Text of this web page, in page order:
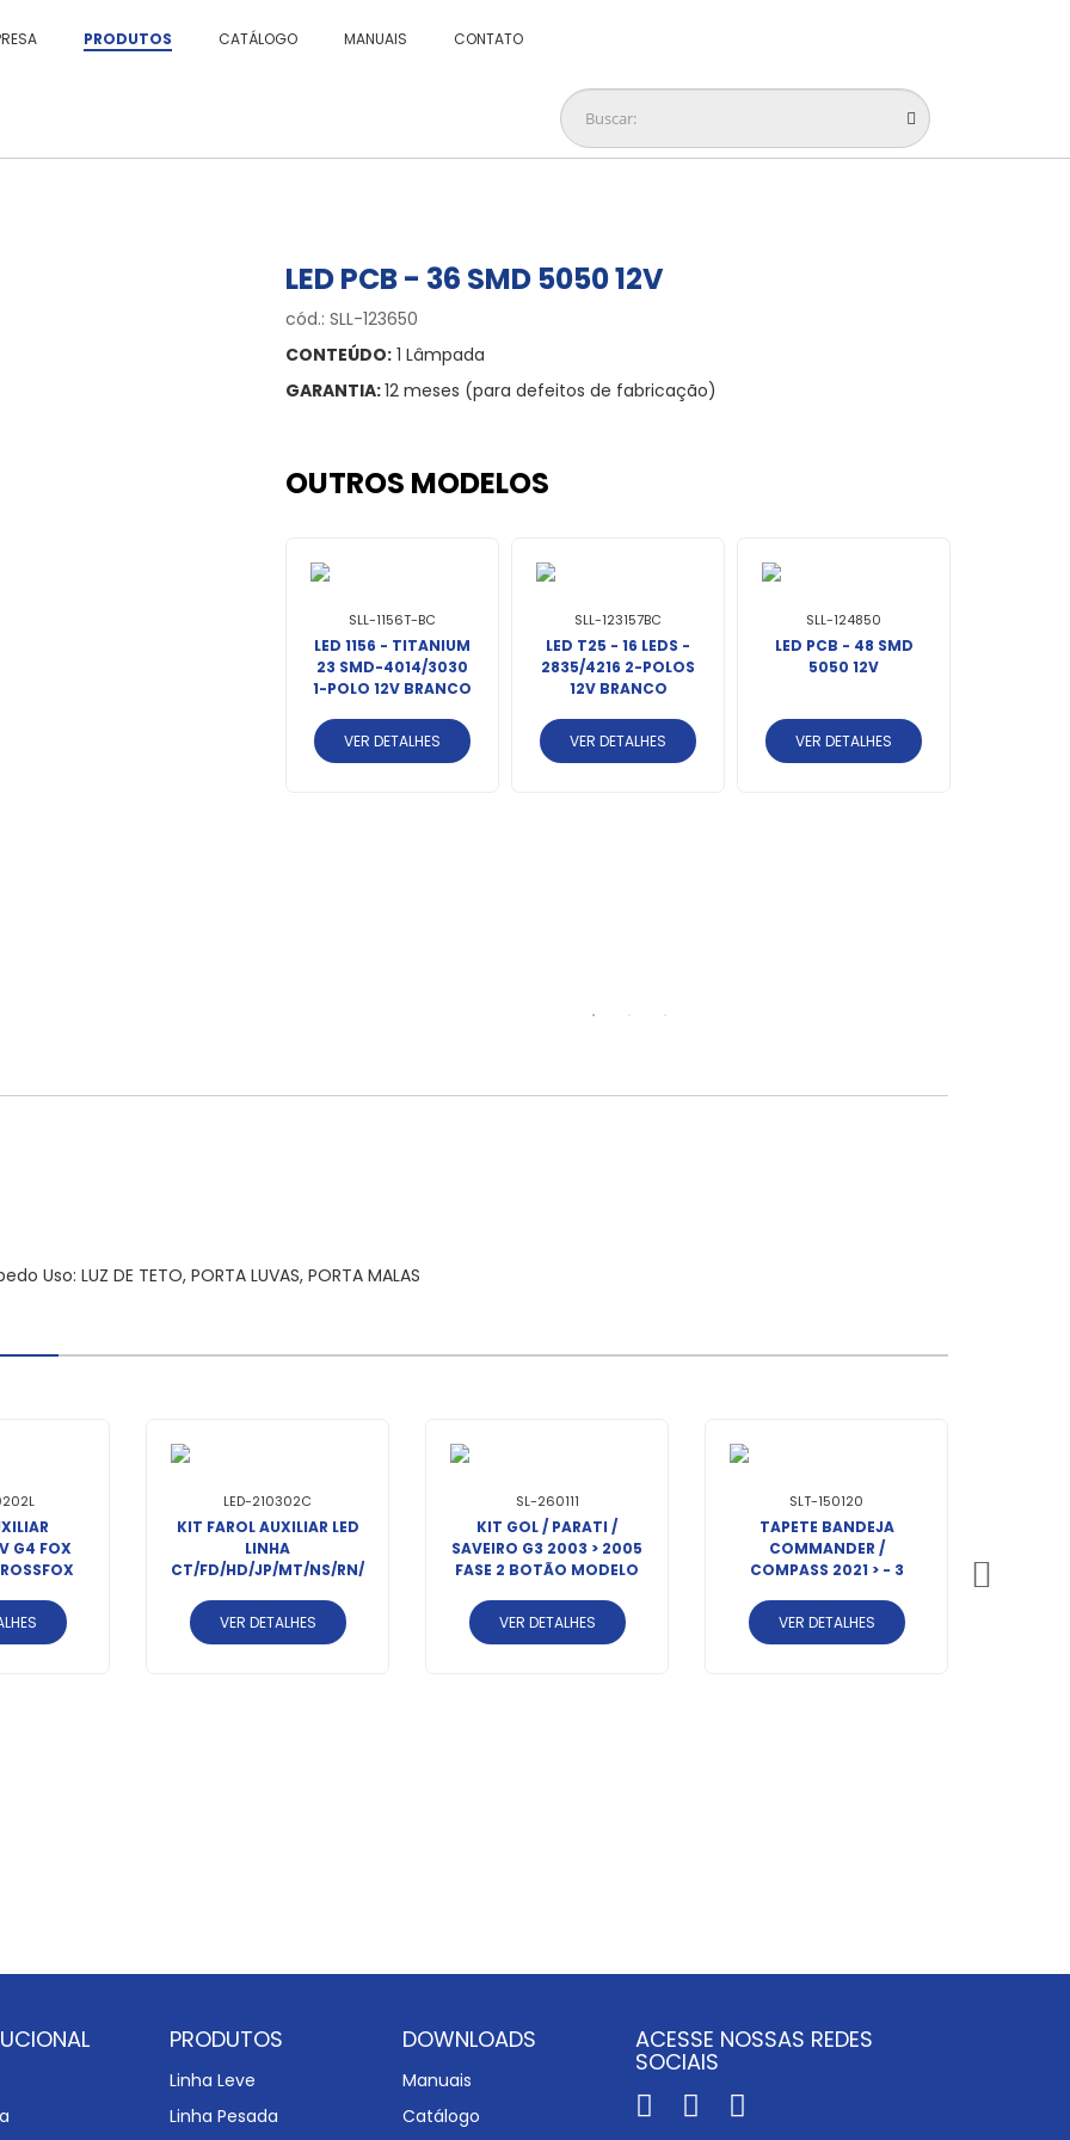
PRODUTOS CATÁLOGO MANUAIS CONTATO
LED PCB - 36 SMD 5050 12V
cód.: SLL-123650
CONTEÚDO: 1 Lâmpada
GARANTIA:12 meses (para defeitos de fabricação)
OUTROS MODELOS
SLL-1156T-BC
LED 1156 - TITANIUM
23 SMD-4014/3030
1-POLO 12V BRANCO
VER DETALHES
SLL-123157BC
LED T25 - 16 LEDS -
2835/4216 2-POLOS
12V BRANCO
VER DETALHES
SLL-124850
LED PCB - 48 SMD
5050 12V
VER DETALHES
Uso: LUZ DE TETO, PORTA LUVAS, PORTA MALAS
G4 FOX
LED-210302C
KIT FAROL AUXILIAR LED
LINHA
CT/FD/HD/JP/MT/NS/RN/PG
VER DETALHES
SL-260111
KIT GOL / PARATI /
SAVEIRO G3 2003 > 2005
FASE 2 BOTÃO MODELO
VER DETALHES
SLT-150120
TAPETE BANDEJA
COMMANDER /
COMPASS 2021 > - 3
VER DETALHES
PRODUTOS
Linha Leve
Linha Pesada
DOWNLOADS
Manuais
Catálogo
ACESSE NOSSAS REDES
SOCIAIS